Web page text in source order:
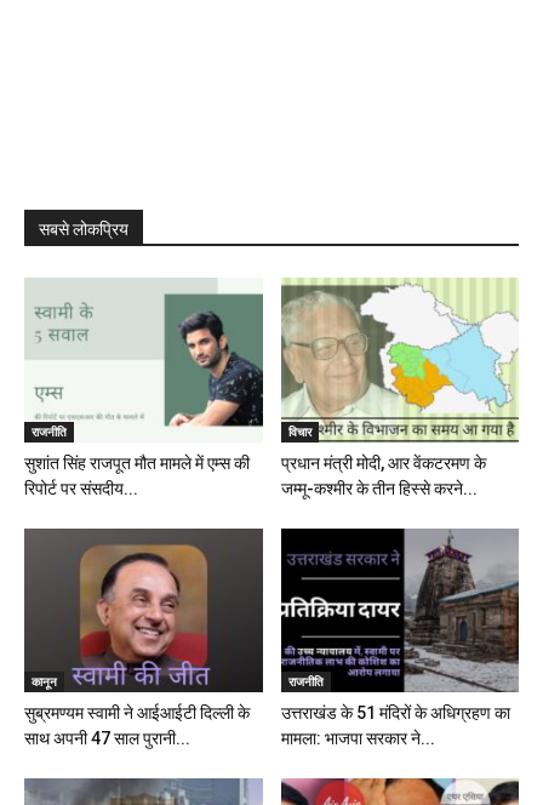
सबसे लोकप्रिय
राजनीति
सुशांत सिंह राजपूत मौत मामले में एम्स की
रिपोर्ट पर संसदीय...
विचार
प्रधान मंत्री मोदी, आर वेंकटरमण के
जम्मू-कश्मीर के तीन हिस्से करने...
कानून
सुब्रमण्यम स्वामी ने आईआईटी दिल्ली के
साथ अपनी 47 साल पुरानी...
राजनीति
उत्तराखंड के 51 मंदिरों के अधिग्रहण का
मामला: भाजपा सरकार ने...